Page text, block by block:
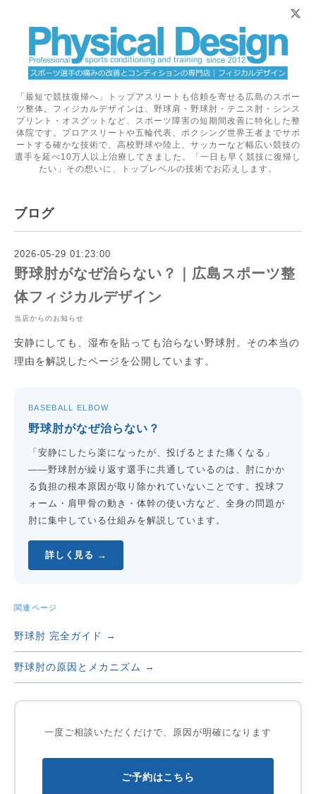
「最短で競技復帰へ」トップアスリートも信頼を寄せる広島のスポー
ツ整体。フィジカルデザインは、野球肩・野球肘・テニス肘・シンス
プリント・オスグットなど、スポーツ障害の短期間改善に特化した整
体院です。プロアスリートや五輪代表、ボクシング世界王者までサポ
ートする確かな技術で、高校野球や陸上、サッカーなど幅広い競技の
選手を延べ10万人以上治療してきました。「一日も早く競技に復帰し
たい」その想いに、トップレベルの技術でお応えします。
ブログ
2026-05-29 01:23:00
野球肘がなぜ治らない？｜広島スポーツ整
体フィジカルデザイン
当店からのお知らせ
安静にしても、湿布を貼っても治らない野球肘。その本当の
理由を解説したページを公開しています。
BASEBALL ELBOW
野球肘がなぜ治らない？
「安静にしたら楽になったが、投げるとまた痛くなる」
——野球肘が繰り返す選手に共通しているのは、肘にかか
る負担の根本原因が取り除かれていないことです。投球フ
ォーム・肩甲骨の動き・体幹の使い方など、全身の問題が
肘に集中している仕組みを解説しています。
詳しく見る →
関連ページ
野球肘 完全ガイド →
野球肘の原因とメカニズム →
一度ご相談いただくだけで、原因が明確になります
ご予約はこちら